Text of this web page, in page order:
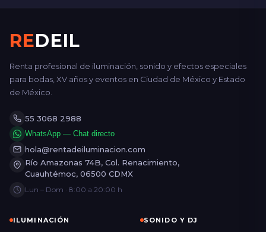
REDEIL
Renta profesional de iluminación, sonido y efectos especiales
para bodas, XV años y eventos en Ciudad de México y Estado
de México.
55 3068 2988
WhatsApp — Chat directo
hola@rentadeiluminacion.com
Río Amazonas 74B, Col. Renacimiento,
Cuauhtémoc, 06500 CDMX
Lun – Dom · 8:00 a 20:00 h
ILUMINACIÓN SONIDO Y DJ